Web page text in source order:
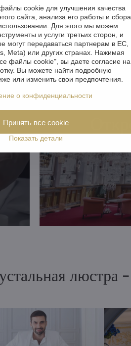
3
люстра
cookie для улучшения качества
сайта, анализа его работы и сбора
Для этого мы можем
и услуги третьих сторон, и
могут передаваться партнерам в ЕС,
Meta) или других странах. Нажимая
файлы cookie", вы даете согласие на
Вы можете найти подробную
или изменить свои предпочтения.
о конфиденциальности
Показать детали
Принять все cookie